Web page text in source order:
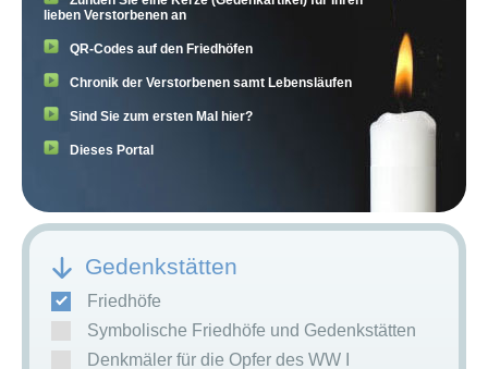
lieben Verstorbenen an
QR-Codes auf den Friedhöfen
Chronik der Verstorbenen samt Lebensläufen
Sind Sie zum ersten Mal hier?
Dieses Portal
Gedenkstätten
Friedhöfe
Symbolische Friedhöfe und Gedenkstätten
Denkmäler für die Opfer des WW I